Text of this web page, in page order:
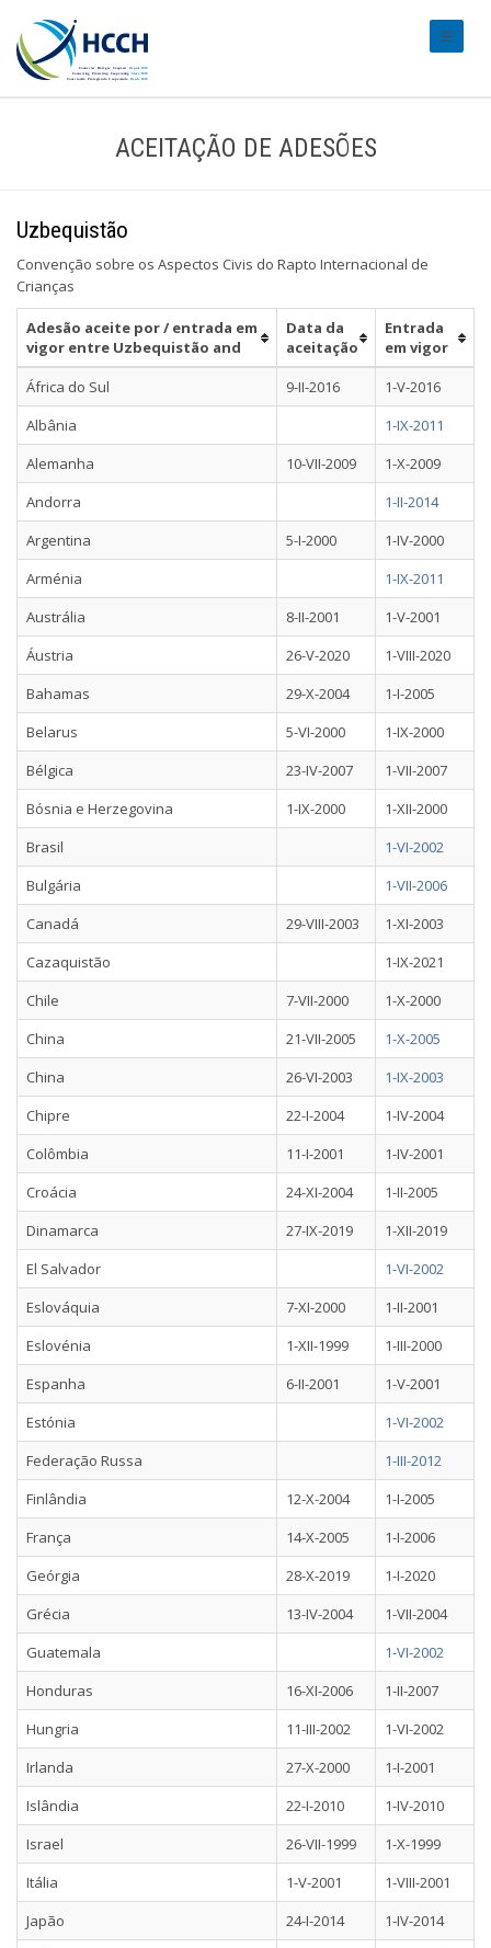
ACEITAÇÃO DE ADESÕES
Uzbequistão
Convenção sobre os Aspectos Civis do Rapto Internacional de
Crianças
Adesão aceite por / entrada em
vigor entre Uzbequistão and
Data da
aceitação
Entrada
em vigor
África do Sul
9-II-2016
1-V-2016
Albânia
1-IX-2011
Alemanha
10-VII-2009
1-X-2009
Andorra
1-II-2014
Argentina
5-I-2000
1-IV-2000
Arménia
1-IX-2011
Austrália
8-II-2001
1-V-2001
Áustria
26-V-2020
1-VIII-2020
Bahamas
29-X-2004
1-I-2005
Belarus
5-VI-2000
1-IX-2000
Bélgica
23-IV-2007
1-VII-2007
Bósnia e Herzegovina
1-IX-2000
1-XII-2000
Brasil
1-VI-2002
Bulgária
1-VII-2006
Canadá
29-VIII-2003
1-XI-2003
Cazaquistão
1-IX-2021
Chile
7-VII-2000
1-X-2000
China
21-VII-2005
1-X-2005
China
26-VI-2003
1-IX-2003
Chipre
22-I-2004
1-IV-2004
Colômbia
11-I-2001
1-IV-2001
Croácia
24-XI-2004
1-II-2005
Dinamarca
27-IX-2019
1-XII-2019
El Salvador
1-VI-2002
Eslováquia
7-XI-2000
1-II-2001
Eslovénia
1-XII-1999
1-III-2000
Espanha
6-II-2001
1-V-2001
Estónia
1-VI-2002
Federação Russa
1-III-2012
Finlândia
12-X-2004
1-I-2005
França
14-X-2005
1-I-2006
Geórgia
28-X-2019
1-I-2020
Grécia
13-IV-2004
1-VII-2004
Guatemala
1-VI-2002
Honduras
16-XI-2006
1-II-2007
Hungria
11-III-2002
1-VI-2002
Irlanda
27-X-2000
1-I-2001
Islândia
22-I-2010
1-IV-2010
Israel
26-VII-1999
1-X-1999
Itália
1-V-2001
1-VIII-2001
Japão
24-I-2014
1-IV-2014